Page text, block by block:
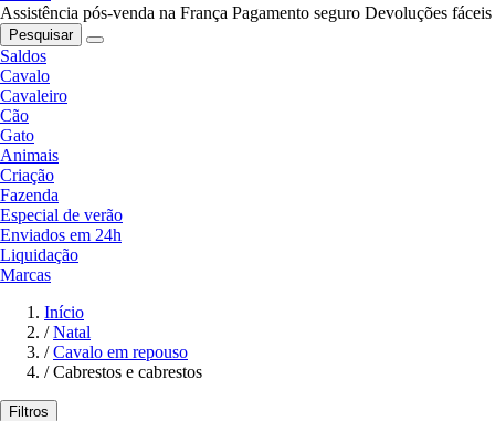
Assistência pós-venda na França Pagamento seguro Devoluções fáceis
Pesquisar
Saldos
Cavalo
Cavaleiro
Cão
Gato
Animais
Criação
Fazenda
Especial de verão
Enviados em 24h
Liquidação
Marcas
Início
/ Natal
/ Cavalo em repouso
/ Cabrestos e cabrestos
Filtros